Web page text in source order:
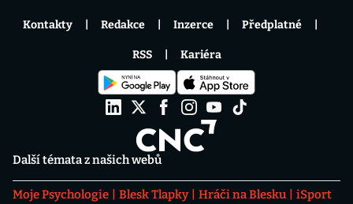
Další témata z našich webů
Moje Psychologie Blesk Tlapky Hráči na Blesku
iSport
Kontakty Redakce Inzerce Předplatné
RSS Kariéra